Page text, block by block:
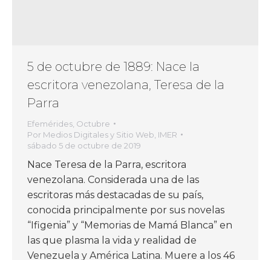
5 de octubre de 1889: Nace la
escritora venezolana, Teresa de la
Parra
Efemérides Octubre
Por Medios Digitales y Sitio Web, IMER
sábado 5 de octubre de 2019
Nace Teresa de la Parra, escritora
venezolana. Considerada una de las
escritoras más destacadas de su país,
conocida principalmente por sus novelas
“Ifigenia” y “Memorias de Mamá Blanca” en
las que plasma la vida y realidad de
Venezuela y América Latina. Muere a los 46